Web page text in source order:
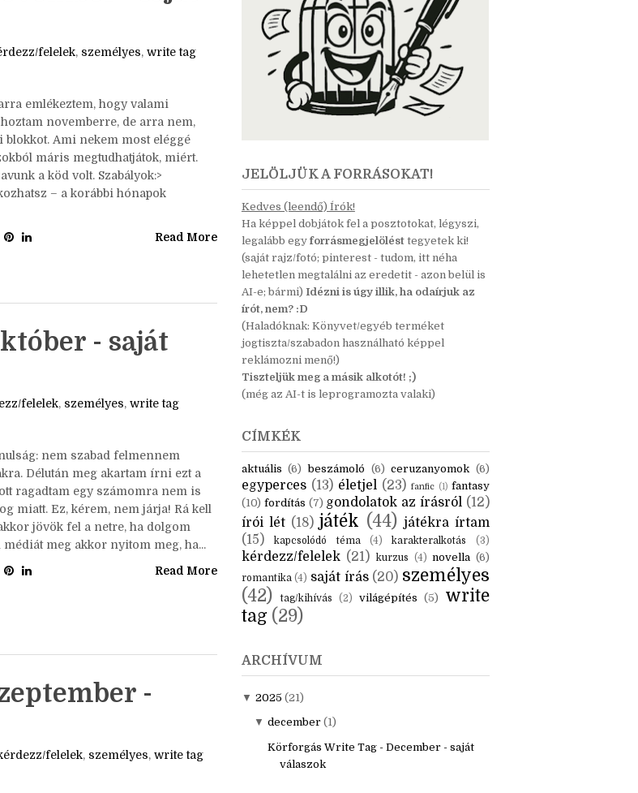
- saját
felelek,személyes,write tag
emlékeztem, hogy valami
novemberre, de arra nem,
Ami nekem most eléggé
máris megtudhatjátok, miért.
a köd volt. Szabályok:>
– a korábbi hónapok
- saját
felelek,személyes,write tag
nem szabad felmennem
Délután meg akartam írni ezt a
ragadtam egy számomra nem is
miatt. Ez, kérem, nem járja! Rá kell
-
JELÖLJÜK A FORRÁSOKAT!
Kedves (leendő) Írók!
Ha képpel dobjátok fel a posztotokat, légyszi,
legalább egyforrásmegjelölésttegyetek ki!
(saját rajz/fotó; pinterest - tudom, itt néha
lehetetlen megtalálni az eredetit - azon belül is
AI-e; bármi)Idézni is úgy illik, ha odaírjuk az
írót, nem? :D
(Haladóknak: Könyvet/egyéb terméket
jogtiszta/szabadon használható képpel
Tiszteljük meg a másik alkotót! ;)
CÍMKÉK
aktuális (6) beszámoló (6) ceruzanyomok (6)
egyperces (13) életjel (23) fanfic (1) fantasy
(10) fordítás (7) gondolatok az írásról (12)
írói lét
(18) játék (44) játékra írtam
(15)
kapcsolódó téma (4) karakteralkotás (3)
kérdezz/felelek
tag/kihívás
tag (29)
ARCHÍVUM
2025 (21)